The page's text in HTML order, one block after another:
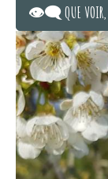
👁️‍🗨️ QUE VOIR,
👁️‍🗨️ QUE VOIR,